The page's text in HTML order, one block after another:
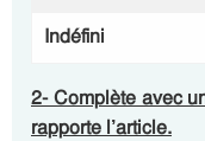
Indéfini
2- Complète avec
rapporte l’article.